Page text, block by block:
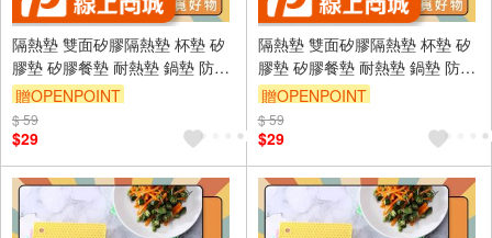
隔熱墊 雙面矽膠隔熱墊 杯墊 矽
膠墊 矽膠餐墊 耐熱墊 鍋墊 防熱
墊 隔熱餐墊【Ho覓好物】隔熱
鍋墊 JP3748
贈OPENPOINT
$ 59
$29
隔熱墊 雙面矽膠隔熱墊 杯墊 矽
膠墊 矽膠餐墊 耐熱墊 鍋墊 防熱
墊 隔熱餐墊【Ho覓好物】隔熱
鍋墊 JP3748
贈OPENPOINT
$ 59
$29